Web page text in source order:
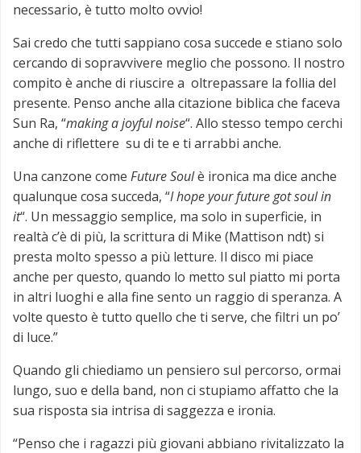
necessario, è tutto molto ovvio!
Sai credo che tutti sappiano cosa succede e stiano solo
cercando di sopravvivere meglio che possono. Il nostro
compito è anche di riuscire a oltrepassare la follia del
presente. Penso anche alla citazione biblica che faceva
Sun Ra, “making a joyful noise“. Allo stesso tempo cerchi
anche di riflettere su di te e ti arrabbi anche.
Una canzone come Future Soulè ironica ma dice anche
qualunque cosa succeda, “I hope your future got soul in
it“. Un messaggio semplice, ma solo in superficie, in
realtà c’è di più, la scrittura di Mike (Mattison ndt) si
presta molto spesso a più letture. Il disco mi piace
anche per questo, quando lo metto sul piatto mi porta
in altri luoghi e alla fine sento un raggio di speranza. A
volte questo è tutto quello che ti serve, che filtri un po’
di luce.”
Quando gli chiediamo un pensiero sul percorso, ormai
lungo, suo e della band, non ci stupiamo affatto che la
sua risposta sia intrisa di saggezza e ironia.
“Penso che i ragazzi più giovani abbiano rivitalizzato la